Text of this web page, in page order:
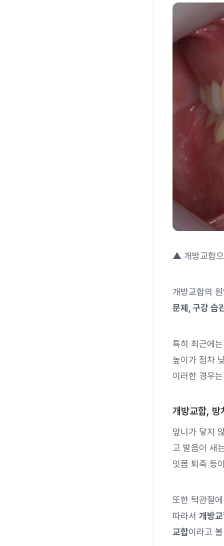
▲ 개방교합
개방교합의
문제, 구강 습
특히 최근에
높이가 점차
이러한 경우
개방교합, 방
앞니가 닿지
고 발음이 새
잇몸 퇴축 등
또한 턱관절
따라서 개방
교합이라고